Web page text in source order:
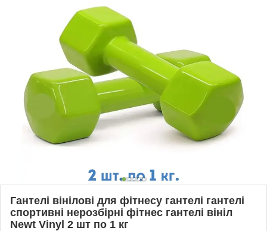
Гантелі вінілові для фітнесу гантелі гантелі
спортивні нерозбірні фітнес гантелі вініл
Newt Vinyl 2 шт по 1 кг